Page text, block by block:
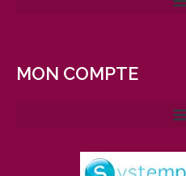
MON COMPTE